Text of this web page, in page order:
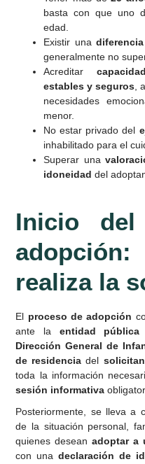
basta con que uno
edad.
Existir una
generalmente no
Acreditar
estables y seguros,
necesidades
menor.
No estar privado del
inhabilitado para el
Superar una
idoneidad del
Inicio
realiza la
El proceso de adopción
ante la entidad pública
Dirección General de
de residencia del
toda la información
sesión informativa
Posteriormente, se lleva a
de la situación personal,
quienes deseanadoptar a
con unadeclaración de